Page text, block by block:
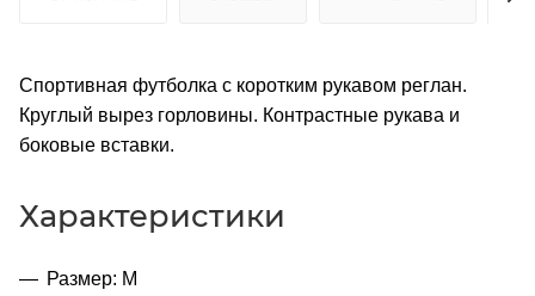
Спортивная футболка с коротким рукавом реглан.
Круглый вырез горловины. Контрастные рукава и
боковые вставки.
Характеристики
Размер: M